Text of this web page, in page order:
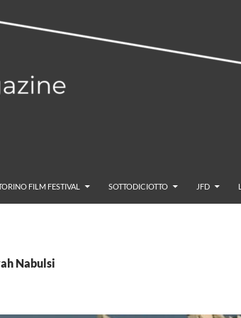
FILM FESTIVAL SOTTODICIOTTO JFD
Nabulsi